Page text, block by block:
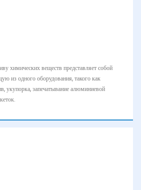
химических веществ представляет собой
из одного оборудования, такого как
укупорка, запечатывание алюминиевой